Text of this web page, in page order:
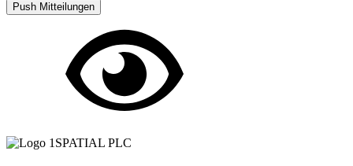
Push Mitteilungen